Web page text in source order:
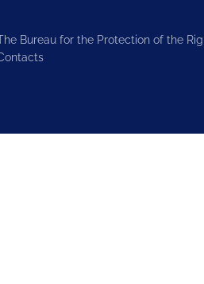
Bureau for the Protection of the